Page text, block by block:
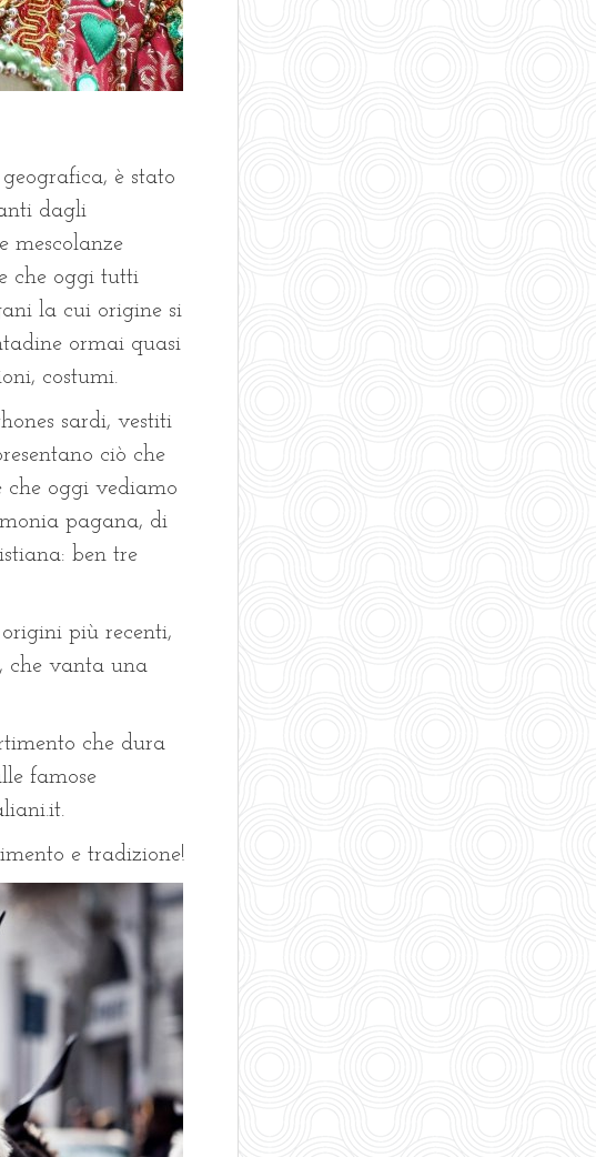
è stato
dagli
mescolanze
che oggi tutti
la cui origine si
ormai quasi
costumi.
sardi, vestiti
ciò che
che oggi vediamo
pagana, di
ben tre
più recenti,
che vanta una
che dura
famose
e tradizione!